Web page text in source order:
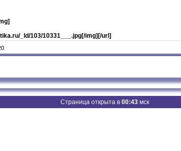
_ld/103/10331___.jpg[/img][/url]
Страница открыта в 00:43мск